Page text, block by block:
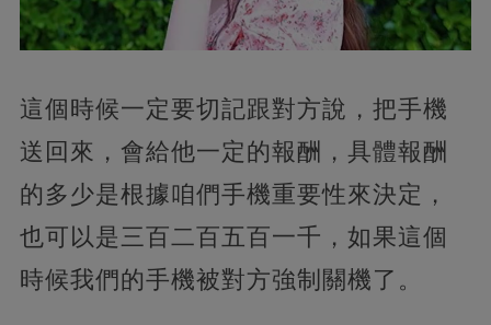
這個時候一定要切記跟對方說，把手機
送回來，會給他一定的報酬，具體報酬
的多少是根據咱們手機重要性來決定，
也可以是三百二百五百一千，如果這個
時候我們的手機被對方強制關機了。